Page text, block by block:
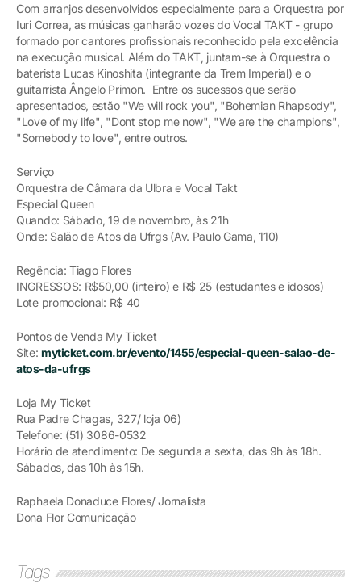
Com arranjos desenvolvidos especialmente para a Orquestra por
Iuri Correa, as músicas ganharão vozes do Vocal TAKT - grupo
formado por cantores profissionais reconhecido pela excelência
na execução musical. Além do TAKT, juntam-se à Orquestra o
baterista Lucas Kinoshita (integrante da Trem Imperial) e o
guitarrista Ângelo Primon. Entre os sucessos que serão
apresentados, estão "We will rock you", "Bohemian Rhapsody",
"Love of my life", "Dont stop me now", "We are the champions",
"Somebody to love", entre outros.
Serviço
Orquestra de Câmara da Ulbra e Vocal Takt
Especial Queen
Quando: Sábado, 19 de novembro, às 21h
Onde: Salão de Atos da Ufrgs (Av. Paulo Gama, 110)
Regência: Tiago Flores
INGRESSOS: R$50,00 (inteiro) e R$ 25 (estudantes e idosos)
Lote promocional: R$ 40
Pontos de Venda My Ticket
Site:myticket.com.br/evento/1455/especial-queen-salao-de-
atos-da-ufrgs
Loja My Ticket
Rua Padre Chagas, 327/ loja 06)
Telefone: (51) 3086-0532
Horário de atendimento: De segunda a sexta, das 9h às 18h.
Sábados, das 10h às 15h.
Raphaela Donaduce Flores/ Jornalista
Dona Flor Comunicação
Tags